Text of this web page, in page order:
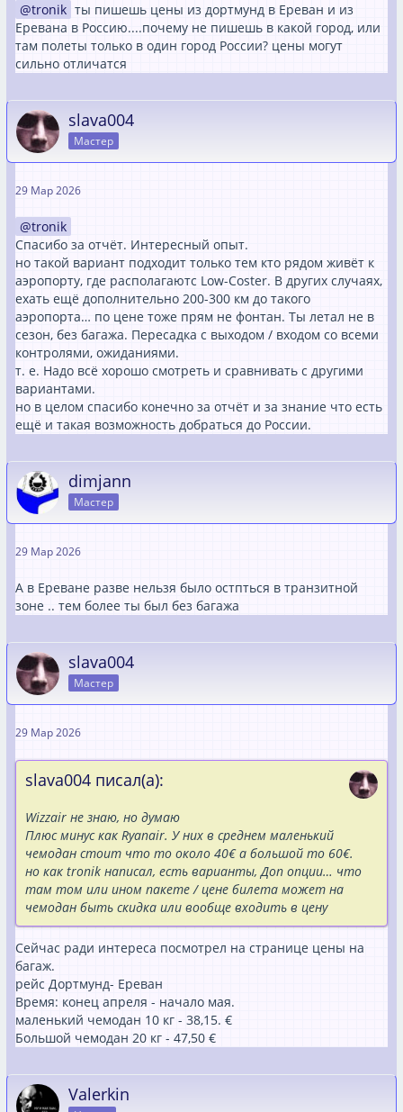
tronik ты пишешь цены из дортмунд в Ереван и из
Еревана в Россию....почему не пишешь в какой город, или
там полеты только в один город России? цены могут
сильно отличатся
slava004
Мастер
29 Мар 2026
tronik
Спасибо за отчёт. Интересный опыт.
но такой вариант подходит только тем кто рядом живёт к
аэропорту, где располагаютс Low-Coster. В других случаях,
ехать ещё дополнительно 200-300 км до такого
аэропорта… по цене тоже прям не фонтан. Ты летал не в
сезон, без багажа. Пересадка с выходом / входом со всеми
контролями, ожиданиями.
т. е. Надо всё хорошо смотреть и сравнивать с другими
вариантами.
но в целом спасибо конечно за отчёт и за знание что есть
ещё и такая возможность добраться до России.
dimjann
Мастер
29 Мар 2026
А в Ереване разве нельзя было остпться в транзитной
зоне .. тем более ты был без багажа
slava004
Мастер
29 Мар 2026
slava004 писал(а):
Wizzair не знаю, но думаю
Плюс минус как Ryanair. У них в среднем маленький
чемодан стоит что то около 40€ а большой то 60€.
но как tronik написал, есть варианты, Доп опции… что
там том или ином пакете / цене билета может на
чемодан быть скидка или вообще входить в цену
Сейчас ради интереса посмотрел на странице цены на
багаж.
рейс Дортмунд- Ереван
Время: конец апреля - начало мая.
маленький чемодан 10 кг - 38,15. €
Большой чемодан 20 кг - 47,50 €
Valerkin